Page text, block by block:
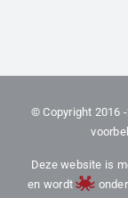
© Copyright 2016
Deze website is
en wordt